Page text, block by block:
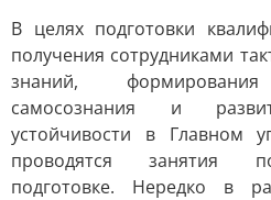
В целях подготовки
получения сотрудниками
знаний, формирования
самосознания и
устойчивости в Главном
проводятся занятия
подготовке. Нередко в